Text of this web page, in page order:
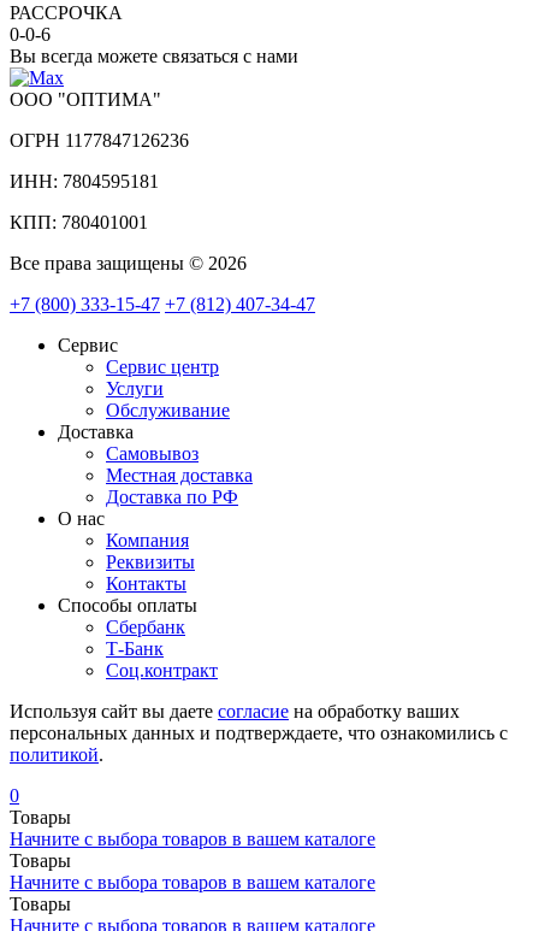
РАССРОЧКА
0-0-6
Вы всегда можете связаться с нами
ООО "ОПТИМА"
ОГРН 1177847126236
ИНН: 7804595181
КПП: 780401001
Все права защищены © 2026
+7 (800) 333-15-47 +7 (812) 407-34-47
Сервис
Сервис центр
Услуги
Обслуживание
Доставка
Самовывоз
Местная доставка
Доставка по РФ
О нас
Компания
Реквизиты
Контакты
Cпособы оплаты
Сбербанк
Т-Банк
Соц.контракт
Используя сайт вы даете согласие на обработку ваших
персональных данных и подтверждаете, что ознакомились с
политикой.
0
Товары
Начните с выбора товаров в вашем каталоге
Товары
Начните с выбора товаров в вашем каталоге
Товары
Начните с выбора товаров в вашем каталоге